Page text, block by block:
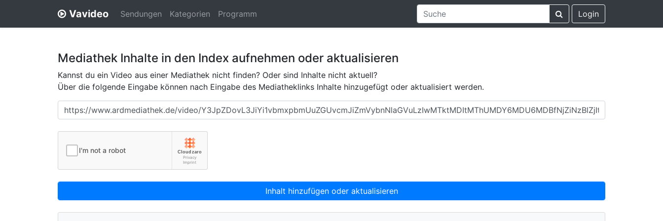
Vavideo Sendungen Kategorien Programm Login
Mediathek Inhalte in den Index aufnehmen oder aktualisieren
Kannst du ein Video aus einer Mediathek nicht finden? Oder sind Inhalte nicht aktuell?
Über die folgende Eingabe können nach Eingabe des Mediatheklinks Inhalte hinzugefügt oder aktualisiert werden.
Inhalt hinzufügen oder aktualisieren